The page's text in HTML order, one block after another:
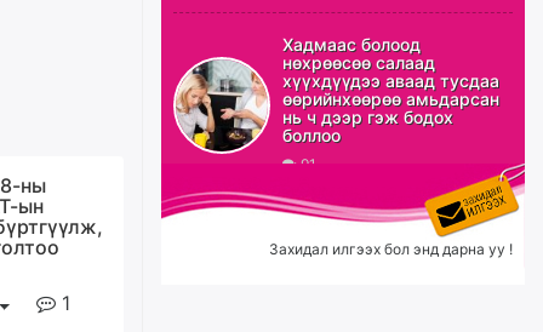
ны
ын
1
ХЗДХ-ын сайд С.Амарсайхан:
Авлигаар авсан хөрөнгийг
хурааж, нийгмийн сайн
сайхны хөгжилд зориулах
бөгөөд үүнийг хэд хэдэн эрх
бүхий байгууллагаас санал авна
өчигдѳр
Шатахууныг олдож байгаа
газраас нь л авч байна. Үнэ
тарифаас илүү хангамж дээр
анхаарч байна
Хадмаас болоод
нөхрөөсөө салаад
хүүхдүүдээ аваад тусдаа
өөрийнхөөрөө амьдарсан
нь ч дээр гэж бодох
боллоо
91
Захидал илгээх бол энд дарна уу !